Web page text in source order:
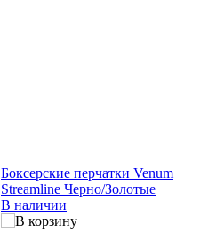
Боксерские перчатки Venum
Streamline Черно/Золотые
В наличии